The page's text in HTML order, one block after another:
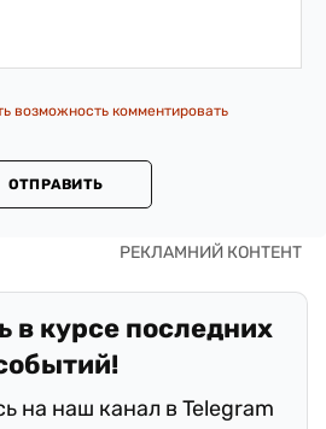
возможность комментировать
ОТПРАВИТЬ
в курсе последних
на наш канал в Telegram